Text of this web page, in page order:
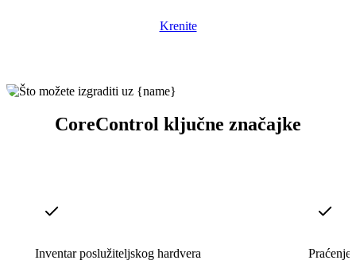
Krenite
CoreControl ključne značajke
Inventar poslužiteljskog hardvera Praćenje